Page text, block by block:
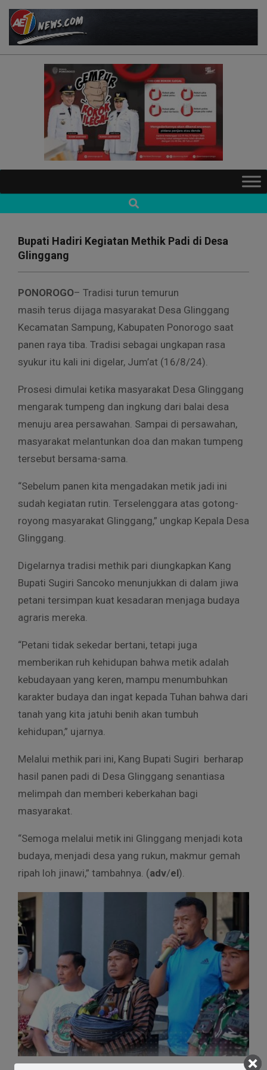
Skip
content
AE1NEWS
Navigation
Search
Bupati Hadiri Kegiatan Methik Padi di Desa
Glinggang
PONOROGO– Tradisi turun temurun
masih terus dijaga masyarakat Desa Glinggang
Kecamatan Sampung, Kabupaten Ponorogo saat
panen raya tiba. Tradisi sebagai ungkapan rasa
syukur itu kali ini digelar, Jum’at (16/8/24).
Prosesi dimulai ketika masyarakat Desa Glinggang
mengarak tumpeng dan ingkung dari balai desa
menuju area persawahan. Sampai di persawahan,
masyarakat melantunkan doa dan makan tumpeng
tersebut bersama-sama.
“Sebelum panen kita mengadakan metik jadi ini
sudah kegiatan rutin. Terselenggara atas gotong-
royong masyarakat Glinggang,” ungkap Kepala Desa
Glinggang.
Digelarnya tradisi methik pari diungkapkan Kang
Bupati Sugiri Sancoko menunjukkan di dalam jiwa
petani tersimpan kuat kesadaran menjaga budaya
agraris mereka.
“Petani tidak sekedar bertani, tetapi juga
memberikan ruh kehidupan bahwa metik adalah
kebudayaan yang keren, mampu menumbuhkan
karakter budaya dan ingat kepada Tuhan bahwa dari
tanah yang kita jatuhi benih akan tumbuh
kehidupan,” ujarnya.
Melalui methik pari ini, Kang Bupati Sugiri berharap
hasil panen padi di Desa Glinggang senantiasa
melimpah dan memberi keberkahan bagi
masyarakat.
“Semoga melalui metik ini Glinggang menjadi kota
budaya, menjadi desa yang rukun, makmur gemah
ripah loh jinawi,” tambahnya. (adv/el).